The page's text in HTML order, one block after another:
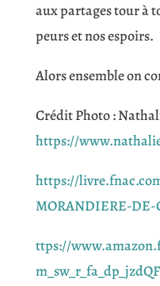
aux partages tour à
peurs et nos espoirs.
Alors ensemble on
Crédit Photo :
https://
https://
MORANDIERE-
ttps://